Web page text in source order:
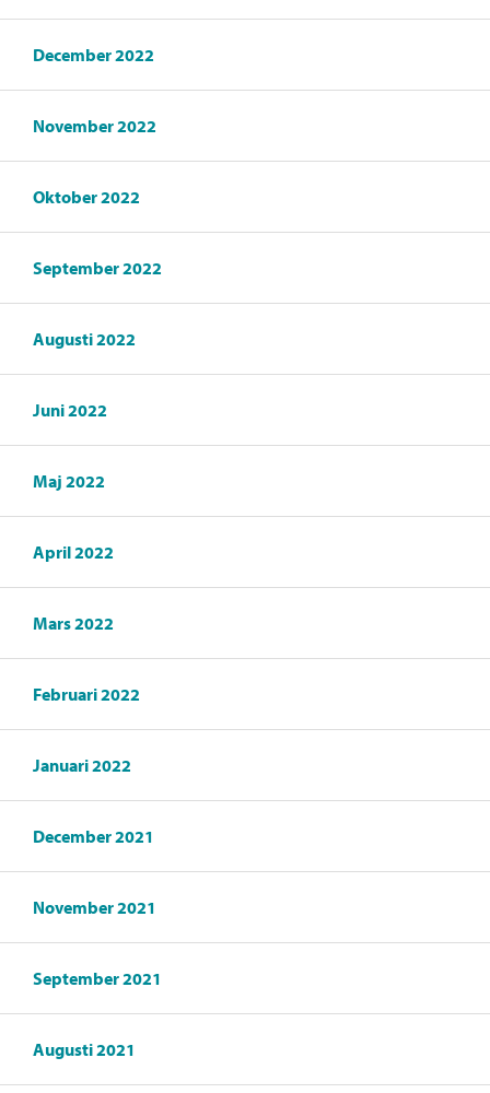
December 2022
November 2022
Oktober 2022
September 2022
Augusti 2022
Juni 2022
Maj 2022
April 2022
Mars 2022
Februari 2022
Januari 2022
December 2021
November 2021
September 2021
Augusti 2021